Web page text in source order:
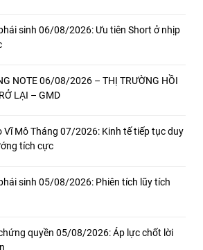
sinh 06/08/2026: Ưu tiên Short ở nhịp
NOTE 06/08/2026 – THỊ TRƯỜNG HỒI
LẠI – GMD
Vĩ Mô Tháng 07/2026: Kinh tế tiếp tục duy
tích cực
sinh 05/08/2026: Phiên tích lũy tích
quyền 05/08/2026: Áp lực chốt lời